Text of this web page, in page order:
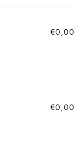
€0,00
€0,00